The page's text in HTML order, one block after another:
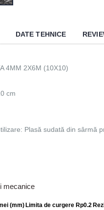
DATE TEHNICE
4MM 2X6M (10X10)
cm
Plasă sudată din sârmă
mecanice
(mm) Limita de curgere Rp0.2